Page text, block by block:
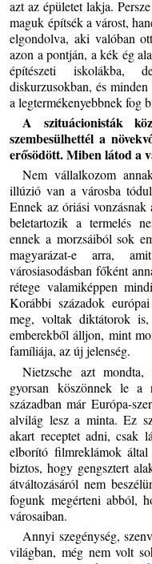
azt az épületet lakja.
maguk építsék a várost,
elgondolva, aki valóban
azon a pontján, a kék ég
építészeti iskolákba,
diskurzusokban, és
a legtermékenyebbnek fog
A szituácionisták
szembesülhettél a
erősödött. Miben látod a
Nem vállalkozom
illúzió van a városba
Ennek az óriási
beletartozik a termelés
ennek a morzsáiból sok
magyarázat-e arra,
városiasodásban főként
rétege valamiképpen
Korábbi századok
meg, voltak diktátorok
emberekből álljon, mint
famíliája, az új jelenség.
Nietzsche azt
gyorsan köszönnek le
században már Európa-
alvilág lesz a minta. Ez
akart receptet adni, csak
elborító filmreklámok által
biztos, hogy gengsztert
átváltozásáról nem
fogunk megérteni abból,
városaiban.
Annyi szegénység,
világban, még nem volt